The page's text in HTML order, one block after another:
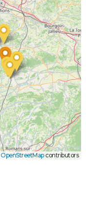
OpenStreetMapcontributors